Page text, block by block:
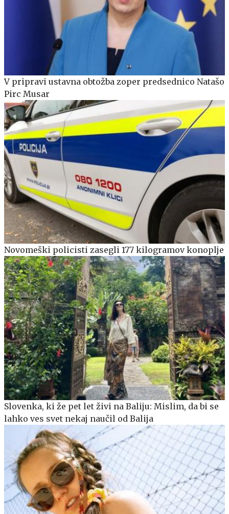
V pripravi ustavna obtožba zoper predsednico Natašo
Pirc Musar
Novomeški policisti zasegli 177 kilogramov konoplje
Slovenka, ki že pet let živi na Baliju: Mislim, da bi se
lahko ves svet nekaj naučil od Balija